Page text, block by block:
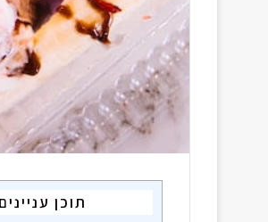
תוכן עניינים